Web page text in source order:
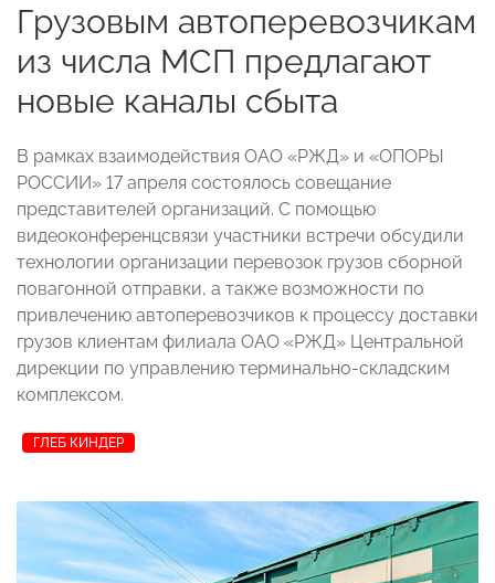
Грузовым автоперевозчикам
из числа МСП предлагают
новые каналы сбыта
В рамках взаимодействия ОАО «РЖД» и «ОПОРЫ
РОССИИ» 17 апреля состоялось совещание
представителей организаций. С помощью
видеоконференцсвязи участники встречи обсудили
технологии организации перевозок грузов сборной
повагонной отправки, а также возможности по
привлечению автоперевозчиков к процессу доставки
грузов клиентам филиала ОАО «РЖД» Центральной
дирекции по управлению терминально-складским
комплексом.
ГЛЕБ КИНДЕР